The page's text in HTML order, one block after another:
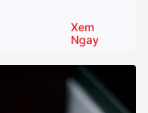
Xem
Ngay